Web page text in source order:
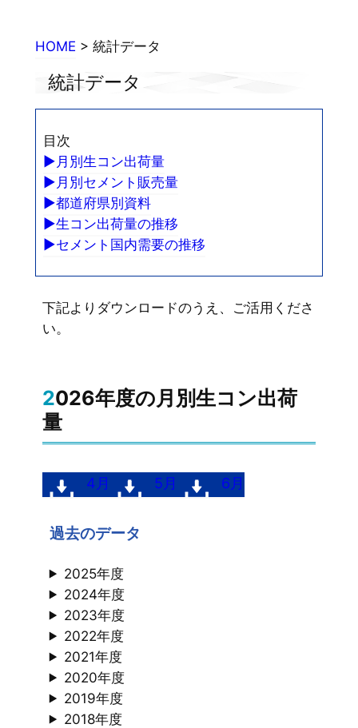
HOME > 統計データ
統計データ
目次
►月別生コン出荷量
►月別セメント販売量
►都道府県別資料
►生コン出荷量の推移
►セメント国内需要の推移
下記よりダウンロードのうえ、ご活用くださ
い。
2026年度の月別生コン出荷
量
4月 5月 6月
過去のデータ
2025年度
2024年度
2023年度
2022年度
2021年度
2020年度
2019年度
2018年度